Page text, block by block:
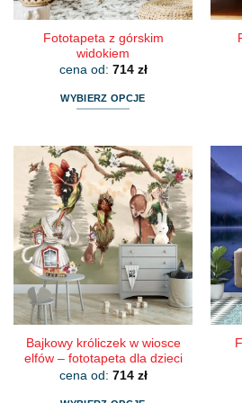
produktu
Fototapeta z górskim
widokiem
cena od: 714 zł
WYBIERZ OPCJE
ma
wiele
wariantów.
Opcje
można
wybrać
stronie
produktu
Bajkowy króliczek w wiosce
elfów – fototapeta dla dzieci
cena od: 714 zł